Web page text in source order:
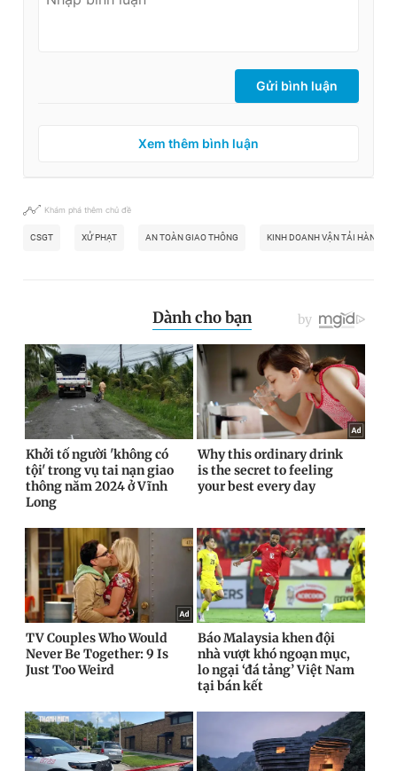
Gửi bình luận
Xem thêm bình luận
Khám phá thêm chủ đề
CSGT XỬ PHẠT AN TOÀN GIAO THÔNG KINH DOANH VẬN TẢI HÀNH